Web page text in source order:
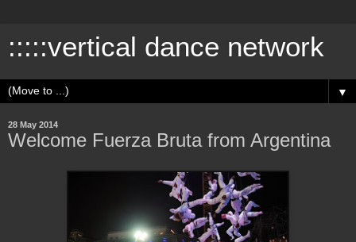
:::::vertical dance network
▼
28 May 2014
Welcome Fuerza Bruta from Argentina